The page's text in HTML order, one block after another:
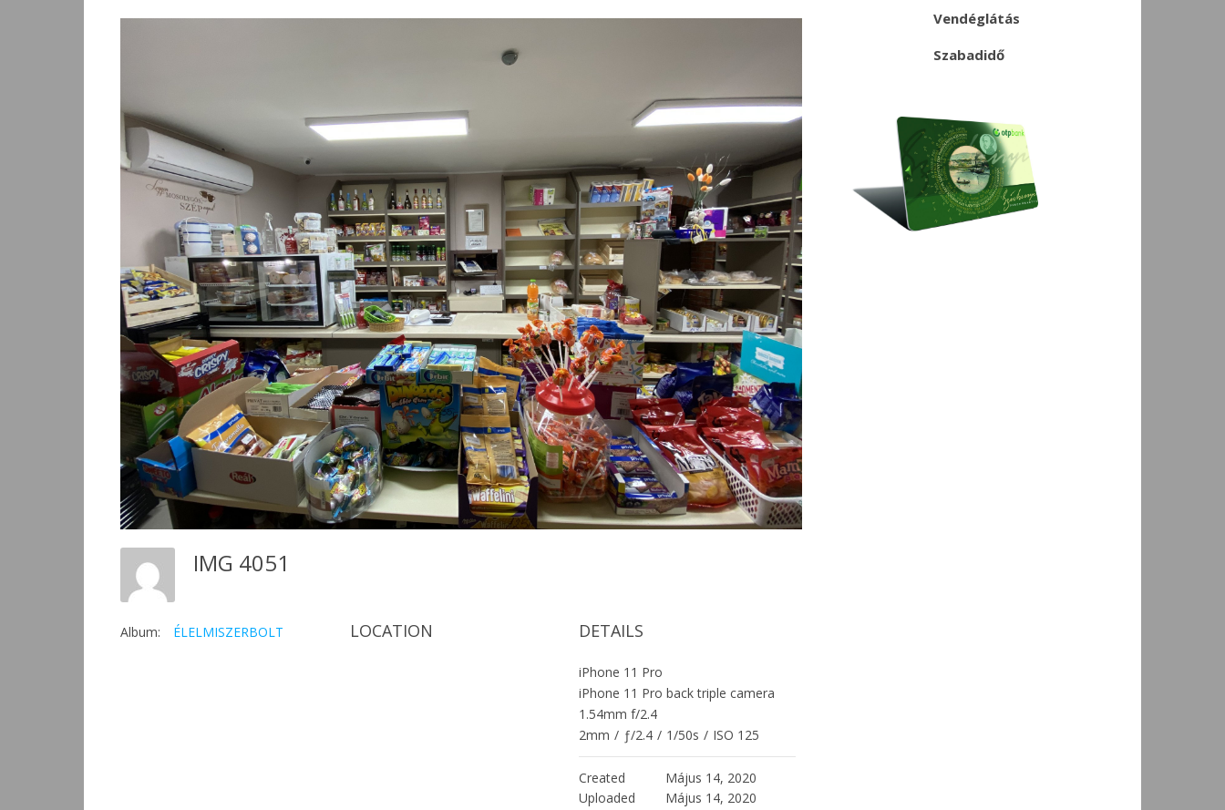
IMG 4051
Album: ÉLELMISZERBOLT LOCATION DETAILS
iPhone 11 Pro
iPhone 11 Pro back triple camera
1.54mm f/2.4
2mm / ƒ/2.4 / 1/50s / ISO 125
Created
Május 14, 2020
Uploaded
Május 14, 2020
Vendéglátás
Szabadidő